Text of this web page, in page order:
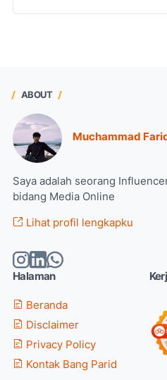
ABOUT
Muchammad
Saya adalah seorang
bidang Media Online
Lihat profil lengkapku
Halaman
Beranda
Disclaimer
Privacy Policy
Kontak Bang Parid